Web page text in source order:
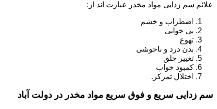
علائم سم زدایی مواد مخدر عبارت اند از:
اضطراب و خشم
بی خوابی
تهوع
بدن درد و ناخوشی
تغییر خلق
کمبود خواب
اختلال تمرکز.
سم زدایی سریع و فوق سریع مواد مخدر در دولت آباد